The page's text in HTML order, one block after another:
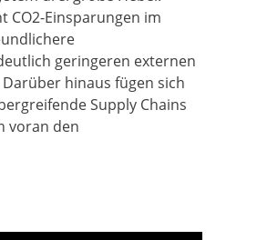
CO2-Einsparungen im
geringeren externen
hinaus fügen sich
Supply Chains
voran den